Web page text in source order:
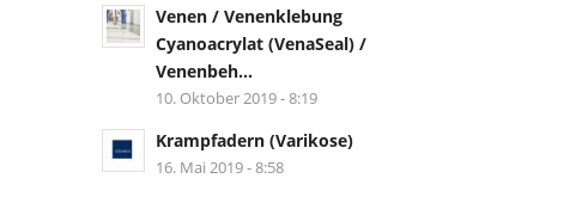
Venen / Venenklebung
Cyanoacrylat (VenaSeal) /
Venenbeh...
10. Oktober 2019 - 8:19
Krampfadern (Varikose)
16. Mai 2019 - 8:58